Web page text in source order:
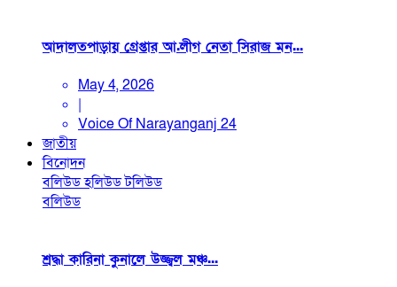
আদালতপাড়ায় গ্রেপ্তার আ.লীগ নেতা সিরাজ মন...
May 4, 2026
|
Voice Of Narayanganj 24
জাতীয়
বিনোদন
বলিউডহলিউডটলিউড
বলিউড
শ্রদ্ধা কারিনা কুনালে উজ্জ্বল মঞ্চ...